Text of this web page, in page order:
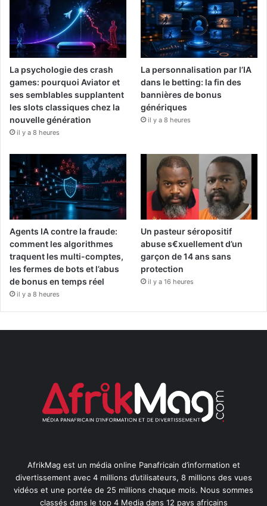
La psychologie des crash
games: pourquoi Aviator et
ses semblables supplantent
les slots classiques chez la
nouvelle génération
il y a 8 heures
La personnalisation par l’IA
dans le betting: la fin des
bannières de bonus
génériques
il y a 8 heures
Agents IA contre la fraude:
comment les algorithmes
traquent les multi-comptes,
les fermes de bots et l’abus
de bonus en temps réel
il y a 8 heures
Un pasteur séropositif
abuse s€xuellement d’un
garçon de 14 ans sans
protection
il y a 16 heures
AfrikMag est un média online Panafricain d’information et
divertissement avec 4 millions d’utilisateurs, 8 millions des vues
vidéos et une portée de 25 millions chaque mois. Nous sommes
classés dans le top 4 Media dans 12 pays africains